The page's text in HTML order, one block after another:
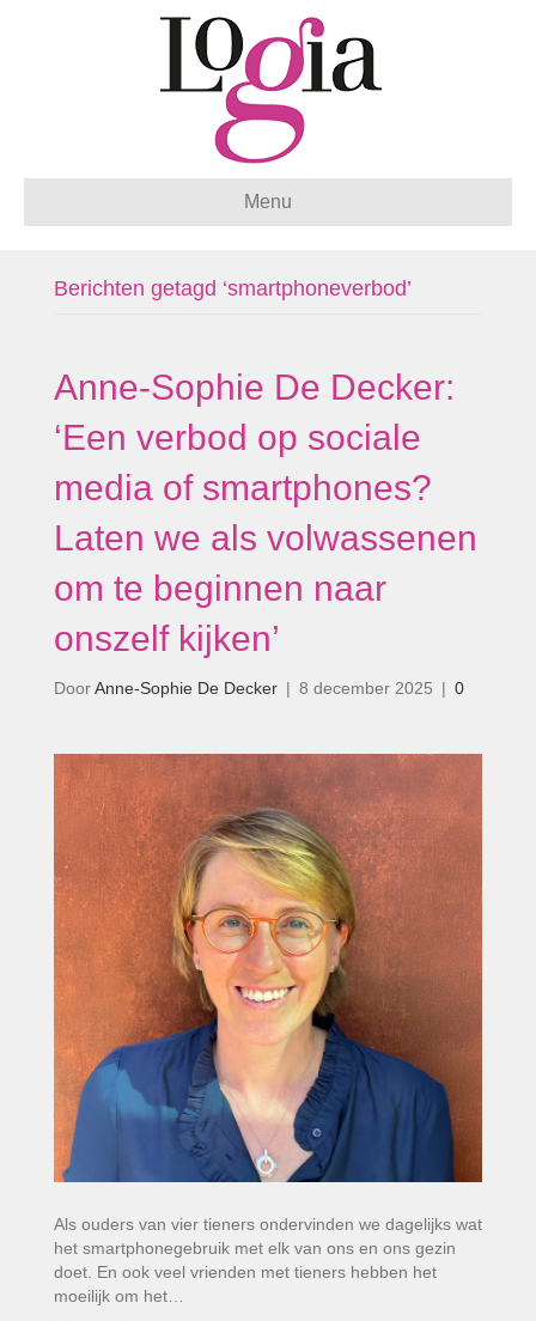
Menu
Berichten getagd ‘smartphoneverbod’
Anne-Sophie De Decker:
‘Een verbod op sociale
media of smartphones?
Laten we als volwassenen
om te beginnen naar
onszelf kijken’
DoorAnne-Sophie De Decker | 8 december 2025 | 0
Als ouders van vier tieners ondervinden we dagelijks wat
het smartphonegebruik met elk van ons en ons gezin
doet. En ook veel vrienden met tieners hebben het
moeilijk om het…